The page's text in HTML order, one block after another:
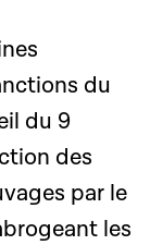
du
du 9
des
par le
les